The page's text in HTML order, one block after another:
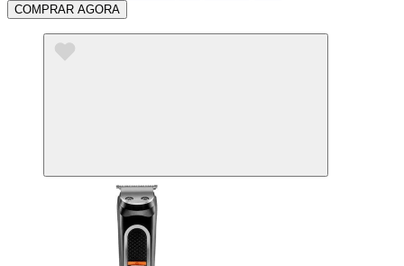
COMPRAR AGORA